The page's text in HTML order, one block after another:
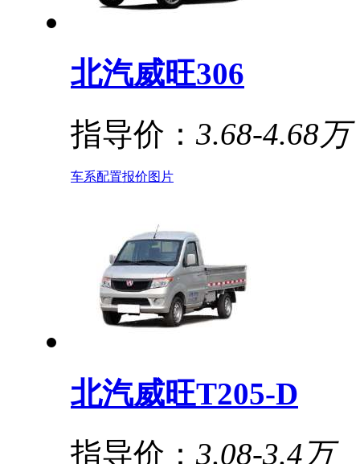
北汽威旺306
指导价： 3.68-4.68万
车系配置报价图片
北汽威旺T205-D
指导价： 3.08-3.4万